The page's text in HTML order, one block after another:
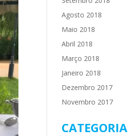
Agosto 2018
Maio 2018
Abril 2018
Março 2018
Janeiro 2018
Dezembro 2017
Novembro 2017